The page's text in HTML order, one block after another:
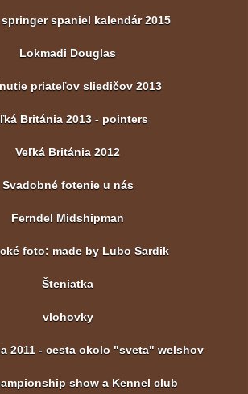
spaniel kalendár 2015
Lokmadi Douglas
priateľov sliedičov 2013
Británia 2013 - pointers
Veľká Británia 2012
Svadobné fotenie u nás
Ferndel Midshipman
foto: made by Lubo Sardik
Šteniatka
vlohovky
2011 - cesta okolo "sveta" welshov
show a Kennel club